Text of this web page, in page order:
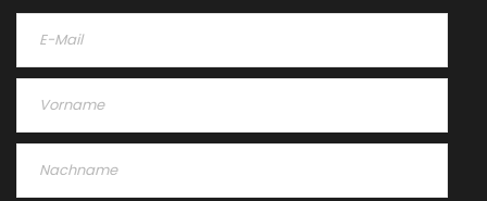
Benutzername oder E-Mail-Adresse*
Passwort